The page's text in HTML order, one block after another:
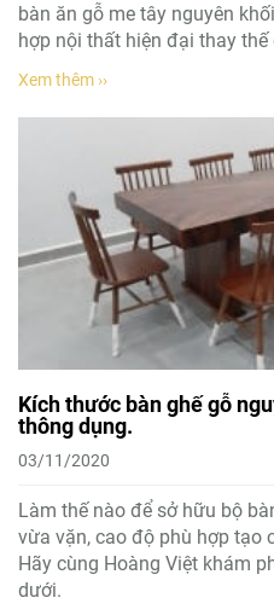
bàn ăn gỗ me tây nguyên
hợp nội thất hiện đại thay
Xem thêm ››
Kích thước bàn ghế gỗ
thông dụng.
03/11/2020
Làm thế nào để sở hữu bộ
vừa vặn, cao độ phù hợp tạo
Hãy cùng Hoàng Việt khám
dưới.